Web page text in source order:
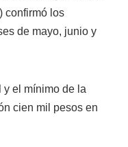
confirmó los
de mayo, junio y
el mínimo de la
cien mil pesos en